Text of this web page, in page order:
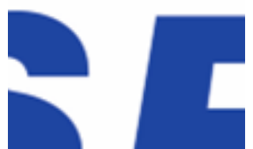
Avomeripurjehtijoiden Garmin-
Rankingissä että Saaristomeren FinRating
Rankingissä. Kilpailuluoka